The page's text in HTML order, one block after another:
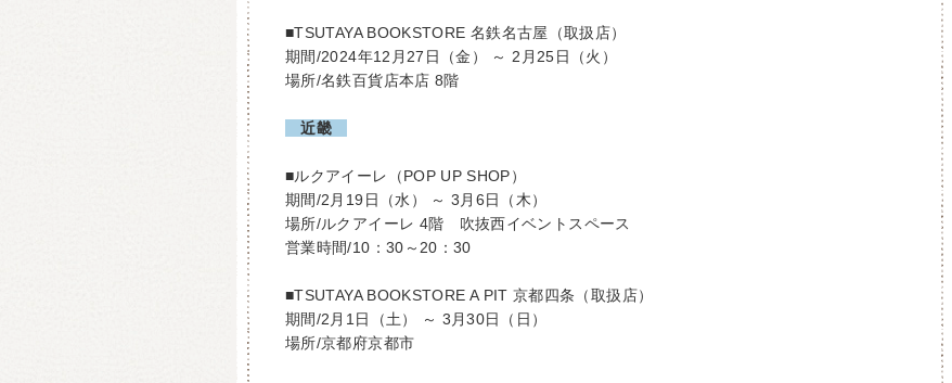
■TSUTAYA BOOKSTORE 名鉄名古屋（取扱店）
期間/2024年12月27日（金） ～ 2月25日（火）
場所/名鉄百貨店本店 8階
近畿
■ルクアイーレ（POP UP SHOP）
期間/2月19日（水） ～ 3月6日（木）
場所/ルクアイーレ 4階 吹抜西イベントスペース
営業時間/10：30～20：30
■TSUTAYA BOOKSTORE A PIT 京都四条（取扱店）
期間/2月1日（土） ～ 3月30日（日）
場所/京都府京都市